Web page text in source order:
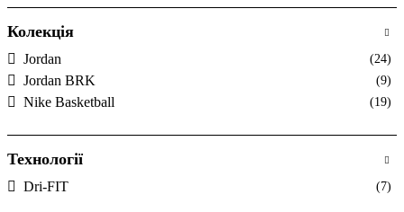
Колекція
Jordan (24)
Jordan BRK (9)
Nike Basketball (19)
Технології
Dri-FIT (7)